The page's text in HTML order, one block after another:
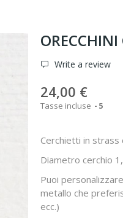
ORECCHINI
Write a review
24,00 €
Tasse incluse 5
Cerchietti in strass
Diametro cerchio
Puoi
metallo che
ecc.)